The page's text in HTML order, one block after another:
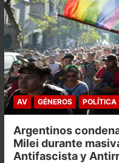
AV GÉNEROS POLÍTICA
Argentinos
Milei durante
Antifascista y